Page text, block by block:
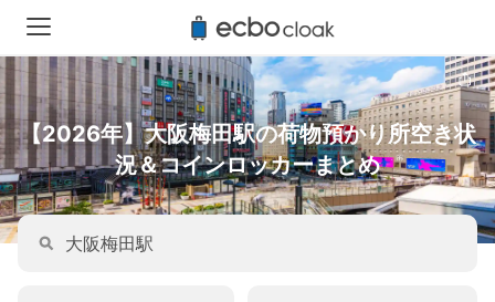
【2026年】大阪梅田駅の荷物預かり所空き状
況＆コインロッカーまとめ